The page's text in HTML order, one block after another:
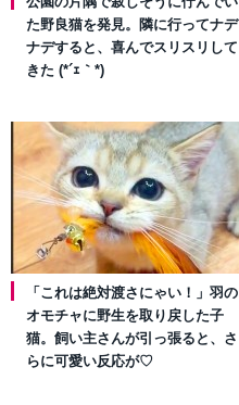
た野良猫を発見。隣に行ってナデ
ナデすると、喜んでスリスリして
きた (*´ｪ｀*)
「これは絶対渡さにゃい！」羽の
オモチャに野生を取り戻した子
猫。飼い主さんが引っ張ると、さ
らに可愛い反応が♡